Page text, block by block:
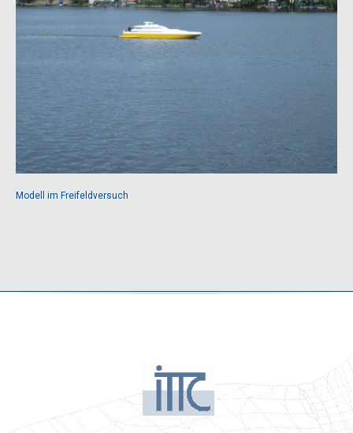
Modell im Freifeldversuch